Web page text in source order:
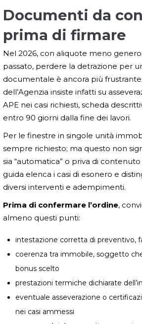
Documenti da
prima di firmare
Nel 2026, con aliquote meno
passato, perdere la detrazione per
documentale è ancora più
dell’Agenzia insiste infatti su
APE nei casi richiesti, scheda
entro 90 giorni dalla fine dei lavori.
Per le finestre in singole unità
sempre richiesto; ma questo non
sia “automatica” o priva di
guida elenca i casi di esonero e
diversi interventi e adempimenti.
Prima di confermare l’ordine,
almeno questi punti:
intestazione corretta di preventivo,
coerenza tra immobile, soggetto
bonus scelto
prestazioni termiche dichiarate
eventuale asseverazione o
nei casi ammessi